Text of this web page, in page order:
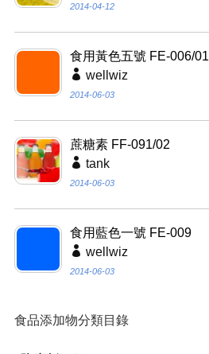
2014-04-12
食用黃色五號 FE-006/01
wellwiz
2014-06-03
蔗糖素 FF-091/02
tank
2014-06-03
食用藍色一號 FE-009
wellwiz
2014-06-03
食品添加物分類目錄